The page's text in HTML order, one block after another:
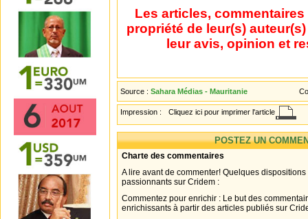
Les articles,
propriété de leur(s)
leur avis, opinion et
Source : Sahara Médias - Mauritanie
Impression : Cliquez ici pour imprimer l'article
POSTEZ UN
Charte des commentaires
A lire avant de commenter! Quelques
passionnants sur Cridem :
Commentez pour enrichir : Le but des
enrichissants à partir des articles publiés sur